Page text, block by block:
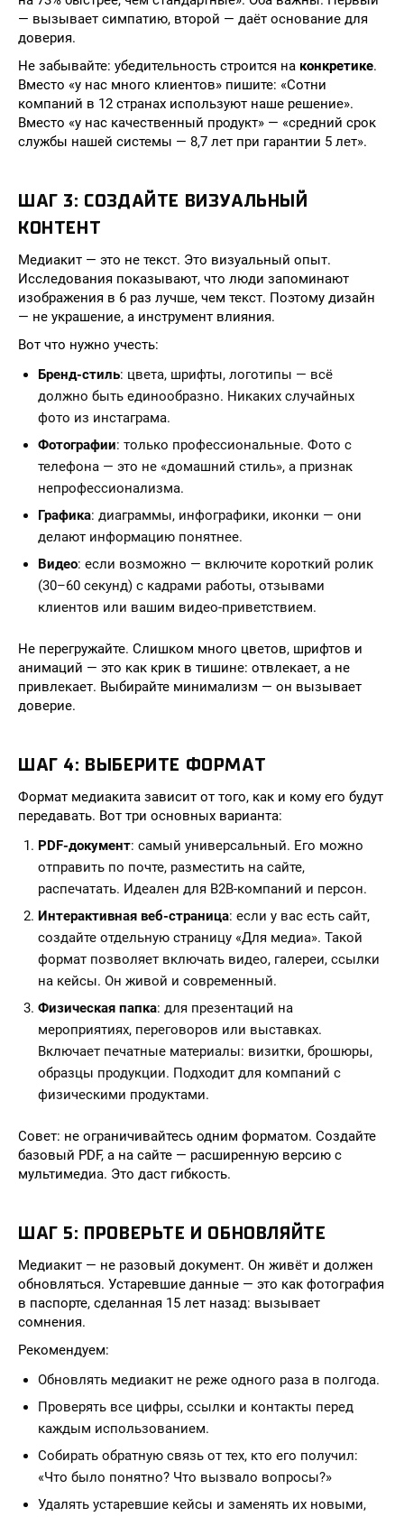
— вызывает симпатию, второй — даёт основание для
доверия.
Не забывайте: убедительность строится на конкретике.
Вместо «у нас много клиентов» пишите: «Сотни
компаний в 12 странах используют наше решение».
Вместо «у нас качественный продукт» — «средний срок
службы нашей системы — 8,7 лет при гарантии 5 лет».
ШАГ 3: СОЗДАЙТЕ ВИЗУАЛЬНЫЙ
КОНТЕНТ
Медиакит — это не текст. Это визуальный опыт.
Исследования показывают, что люди запоминают
изображения в 6 раз лучше, чем текст. Поэтому дизайн
— не украшение, а инструмент влияния.
Вот что нужно учесть:
Бренд-стиль: цвета, шрифты, логотипы — всё
должно быть единообразно. Никаких случайных
фото из инстаграма.
Фотографии: только профессиональные. Фото с
телефона — это не «домашний стиль», а признак
непрофессионализма.
Графика: диаграммы, инфографики, иконки — они
делают информацию понятнее.
Видео: если возможно — включите короткий ролик
(30–60 секунд) с кадрами работы, отзывами
клиентов или вашим видео-приветствием.
Не перегружайте. Слишком много цветов, шрифтов и
анимаций — это как крик в тишине: отвлекает, а не
привлекает. Выбирайте минимализм — он вызывает
доверие.
ШАГ 4: ВЫБЕРИТЕ ФОРМАТ
Формат медиакита зависит от того, как и кому его будут
передавать. Вот три основных варианта:
PDF-документ: самый универсальный. Его можно
отправить по почте, разместить на сайте,
распечатать. Идеален для B2B-компаний и персон.
Интерактивная веб-страница: если у вас есть сайт,
создайте отдельную страницу «Для медиа». Такой
формат позволяет включать видео, галереи, ссылки
на кейсы. Он живой и современный.
Физическая папка: для презентаций на
мероприятиях, переговоров или выставках.
Включает печатные материалы: визитки, брошюры,
образцы продукции. Подходит для компаний с
физическими продуктами.
Совет: не ограничивайтесь одним форматом. Создайте
базовый PDF, а на сайте — расширенную версию с
мультимедиа. Это даст гибкость.
ШАГ 5: ПРОВЕРЬТЕ И ОБНОВЛЯЙТЕ
Медиакит — не разовый документ. Он живёт и должен
обновляться. Устаревшие данные — это как фотография
в паспорте, сделанная 15 лет назад: вызывает
сомнения.
Рекомендуем:
Обновлять медиакит не реже одного раза в полгода.
Проверять все цифры, ссылки и контакты перед
каждым использованием.
Собирать обратную связь от тех, кто его получил:
«Что было понятно? Что вызвало вопросы?»
Удалять устаревшие кейсы и заменять их новыми,